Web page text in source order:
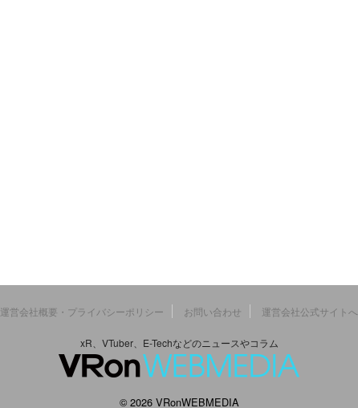
運営会社概要・プライバシーポリシー お問い合わせ 運営会社公式サイトへ
xR、VTuber、E-Techなどのニュースやコラム
© 2026 VRonWEBMEDIA